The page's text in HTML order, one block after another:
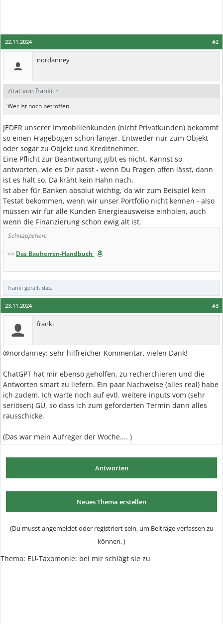
#2
22.11.2024
nordanney
Zitat von franki: ↑
Wer ist noch betroffen
JEDER unserer Immobilienkunden (nicht Privatkunden) bekommt
so einen Fragebogen schon länger. Entweder nur zum Objekt
oder sogar zu Objekt und Kreditnehmer.
Eine Pflicht zur Beantwortung gibt es nicht. Kannst so
antworten, wie es Dir passt - wenn Du Fragen offen lässt, dann
ist es halt so. Da kräht kein Hahn nach.
Ist aber für Banken absolut wichtig, da wir zum Beispiel kein
Testat bekommen, wenn wir unser Portfolio nicht kennen - also
müssen wir für alle Kunden Energieausweise einholen, auch
wenn die Finanzierung schon ewig alt ist.
Schnäppchen:
>> Das Bauherren-Handbuch
franki gefällt das.
#3
23.11.2024
franki
@nordanney: sehr hilfreicher Kommentar, vielen Dank!
ChatGPT hat mir ebenso geholfen, zu recherchieren und die
Antworten smart zu liefern. Ein paar Nachweise (alles real) habe
ich zudem. Ich warte noch auf evtl. weitere inputs vom (sehr
seriösen) GU, so dass ich zum geforderten Termin dann alles
rausschicke.
(Das war mein Aufreger der Woche.... )
Antworten
Neues Thema erstellen
(Du musst angemeldet oder registriert sein, um Beiträge verfassen zu
können. )
Thema: EU-Taxomonie: bei mir schlägt sie zu